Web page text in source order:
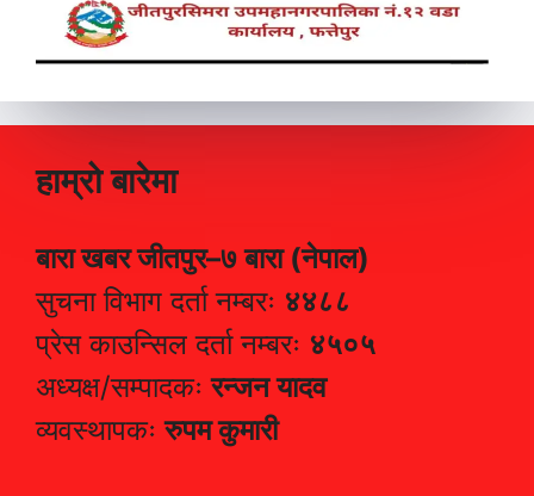
हाम्रो बारेमा
बारा खबर जीतपुर–७ बारा (नेपाल)
सुचना विभाग दर्ता नम्बरः ४४८८
प्रेस काउन्सिल दर्ता नम्बरः ४५०५
अध्यक्ष/सम्पादकःरन्जन यादव
व्यवस्थापकःरुपम कुमारी